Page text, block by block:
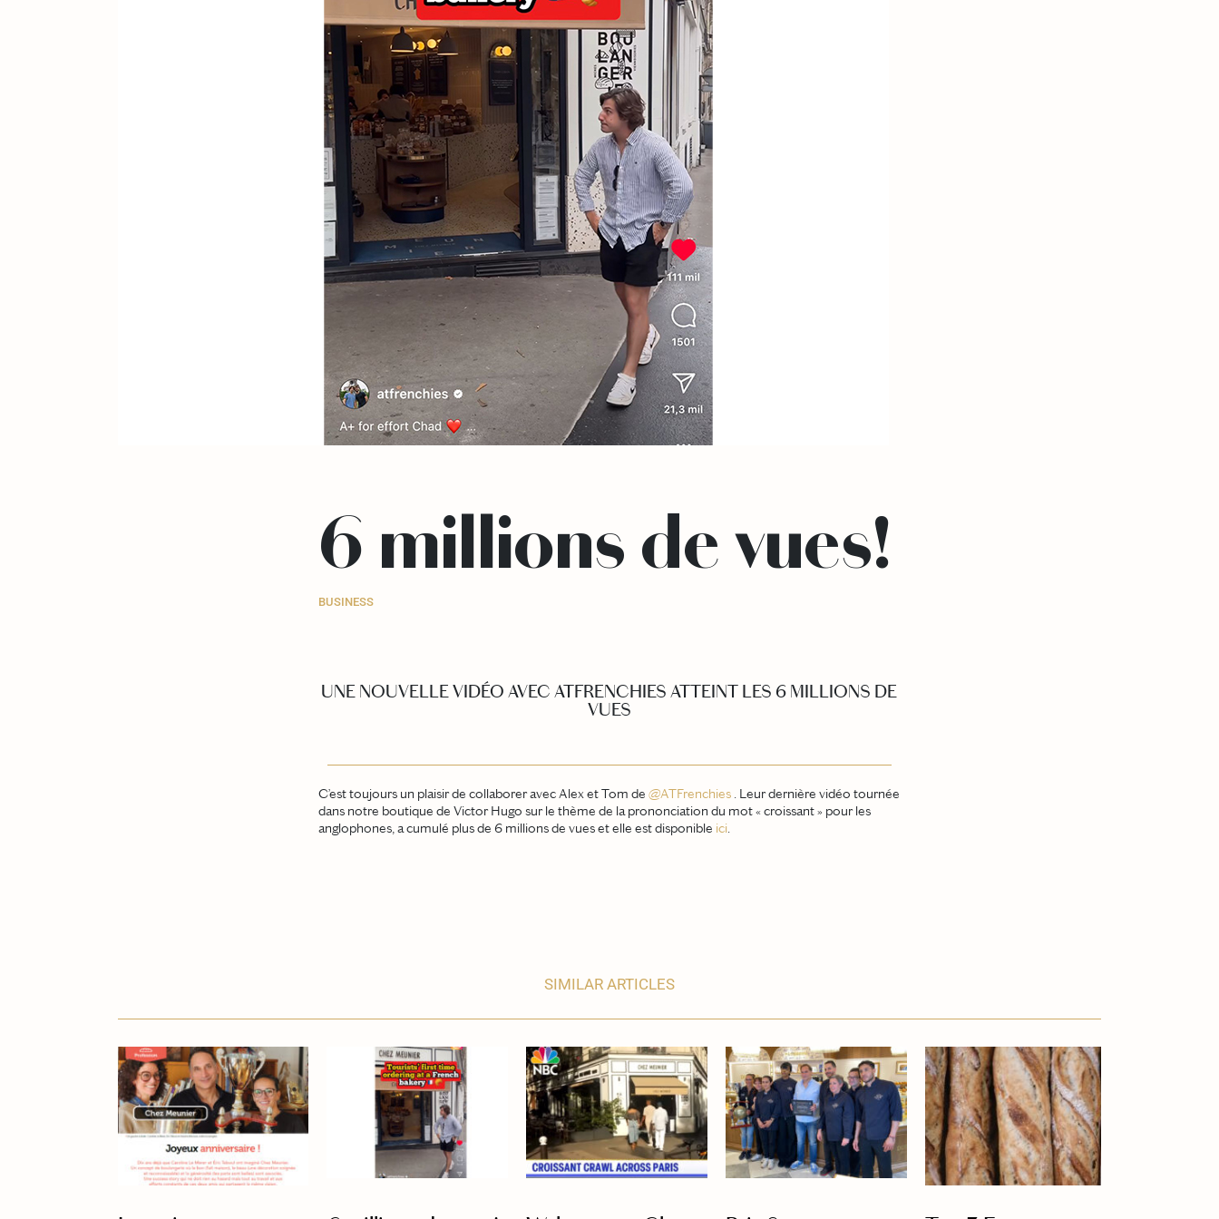
6 millions de vues!
BUSINESS
UNE NOUVELLE VIDÉO AVEC ATFRENCHIES ATTEINT LES 6 MILLIONS DE
VUES
C’est toujours un plaisir de collaborer avec Alex et Tom de @ATFrenchies. Leur dernière vidéo tournée
dans notre boutique de Victor Hugo sur le thème de la prononciation du mot « croissant » pour les
anglophones, a cumulé plus de 6 millions de vues et elle est disponible ici.
SIMILAR ARTICLES
NAVIGATION
NOTRE HISTOIRE
NOUS CONTACTER NOS CONDITIONS